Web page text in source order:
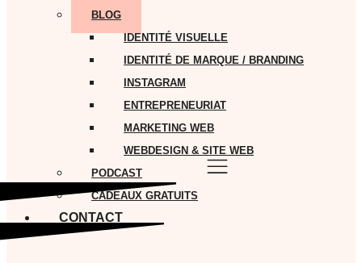
BLOG
IDENTITÉ VISUELLE
IDENTITÉ DE MARQUE / BRANDING
INSTAGRAM
ENTREPRENEURIAT
MARKETING WEB
WEBDESIGN & SITE WEB
PODCAST
CADEAUX GRATUITS
CONTACT